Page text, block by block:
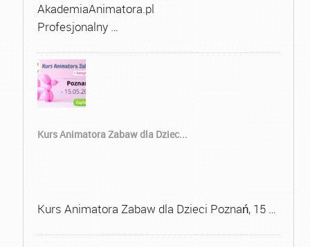
AkademiaAnimatora.pl
Profesjonalny …
Kurs Animatora Zabaw dla Dziec...
Kurs Animatora Zabaw dla Dzieci Poznań, 15 …